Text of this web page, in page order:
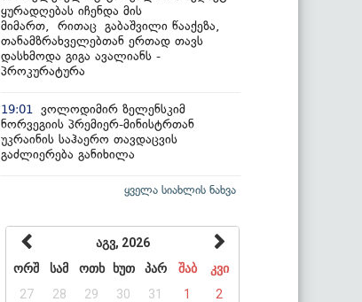
ყურადღებას იჩენდა მის
მიმართ, რითაც გაბაშვილი წააქეზა,
თანამზრახველებთან ერთად თავს
დასხმოდა გიგა ავალიანს -
პროკურატურა
19:01
ვოლოდიმირ ზელენსკიმ
ნორვეგიის პრემიერ-მინისტრთან
უკრაინის საჰაერო თავდაცვის
გაძლიერება განიხილა
ყველა სიახლის ნახვა
აგვ, 2026
ორშ
სამ ოთხ ხუთ პარ შაბ
კვი
27
28 29 30 31 1
2